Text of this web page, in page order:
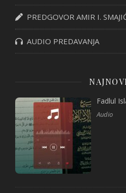
PREDGOVOR AMIR I.
AUDIO PREDAVANJA
Fadlul
Audio